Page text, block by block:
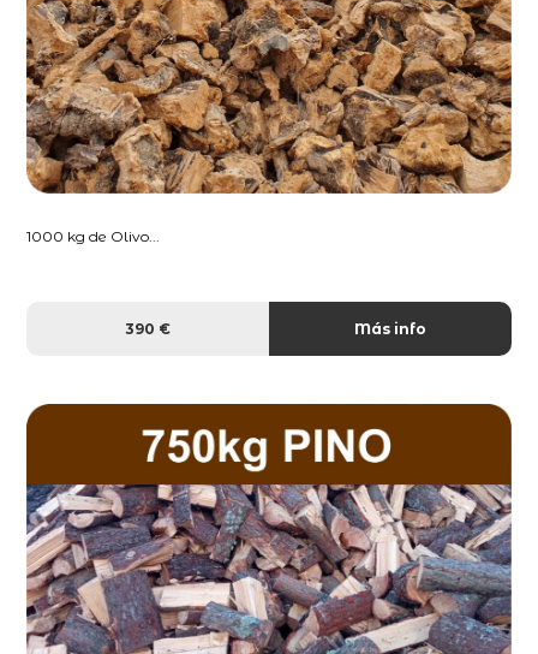
1000 kg de Olivo...
390 € Más info